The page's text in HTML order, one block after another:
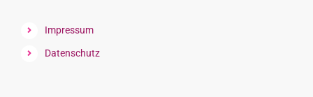
Impressum
Datenschutz